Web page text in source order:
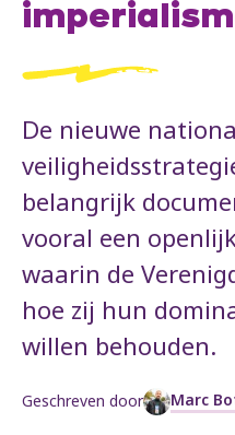
De nieuwe
belangrijk
vooral een
waarin de
hoe zij hun
willen behouden.
Geschreven door Marc